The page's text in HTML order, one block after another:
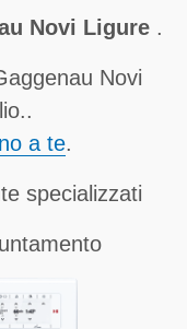
Novi Ligure .
Novi
a te.
specializzati